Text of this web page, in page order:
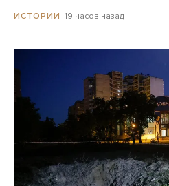
ИСТОРИИ 19 часов назад